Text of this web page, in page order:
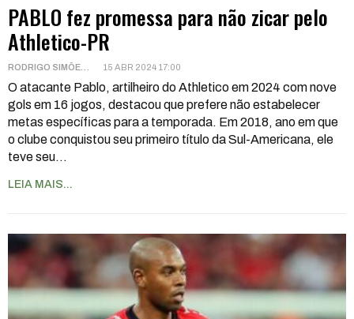
PABLO fez promessa para não zicar pelo
Athletico-PR
15 ABR 2024 17:00
O atacante Pablo, artilheiro do Athletico em 2024 com nove
gols em 16 jogos, destacou que prefere não estabelecer
metas específicas para a temporada. Em 2018, ano em que
o clube conquistou seu primeiro título da Sul-Americana, ele
teve seu…
LEIA MAIS...